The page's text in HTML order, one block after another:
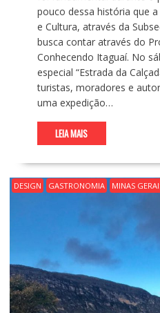
pouco dessa história que
e Cultura, através da
busca contar através do
Conhecendo Itaguaí. No
especial “Estrada da
turistas, moradores e
uma expedição…
LEIA MAIS
DESIGN GASTRONOMIA MINAS